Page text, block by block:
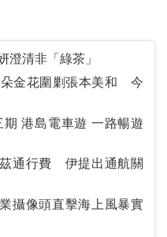
字得意 郭柏妍澄清非「綠茶」
金花圍剿張本美和 今
期 港島電車遊 一路暢遊
通行費 伊提出通航關
攝像頭直擊海上風暴實